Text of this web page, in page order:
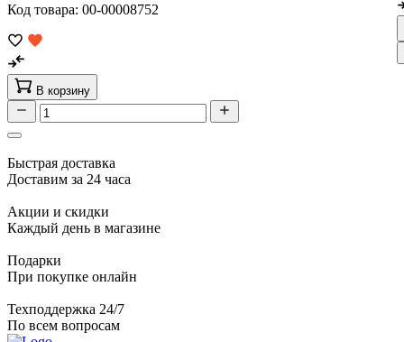
Код товара: 00-00008752
В корзину
Быстрая доставка
Доставим за 24 часа
Акции и скидки
Каждый день в магазине
Подарки
При покупке онлайн
Техподдержка 24/7
По всем вопросам